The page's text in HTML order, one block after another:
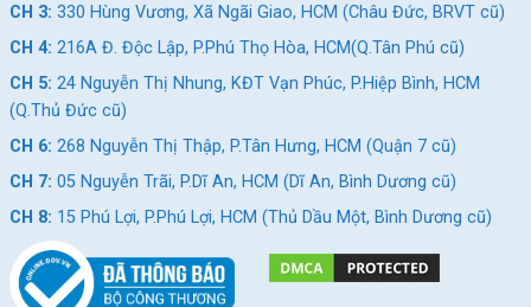
CH 3: 330 Hùng Vương, Xã Ngãi Giao, HCM (Châu Đức, BRVT cũ)
CH 4: 216A Đ. Độc Lập, P.Phú Thọ Hòa, HCM(Q.Tân Phú cũ)
CH 5: 24 Nguyễn Thị Nhung, KĐT Vạn Phúc, P.Hiệp Bình, HCM
(Q.Thủ Đức cũ)
CH 6: 268 Nguyễn Thị Thập, P.Tân Hưng, HCM (Quận 7 cũ)
CH 7: 05 Nguyễn Trãi, P.Dĩ An, HCM (Dĩ An, Bình Dương cũ)
CH 8: 15 Phú Lợi, P.Phú Lợi, HCM (Thủ Dầu Một, Bình Dương cũ)